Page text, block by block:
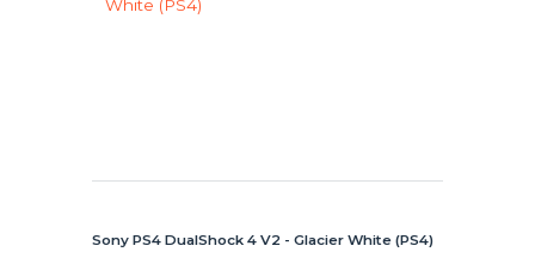
Sony PS4 DualShock 4 V2 - Glacier White (PS4)